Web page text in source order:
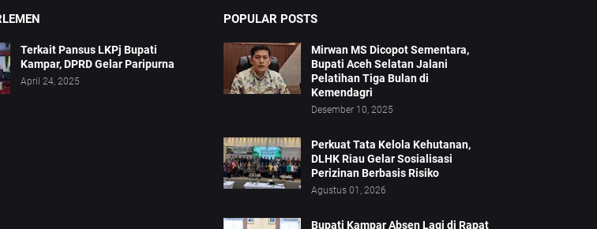
Terkait Pansus LKPj Bupati
Kampar, DPRD Gelar Paripurna
April 24, 2025
POPULAR POSTS
Mirwan MS Dicopot Sementara,
Bupati Aceh Selatan Jalani
Pelatihan Tiga Bulan di
Kemendagri
Desember 10, 2025
Perkuat Tata Kelola Kehutanan,
DLHK Riau Gelar Sosialisasi
Perizinan Berbasis Risiko
Agustus 01, 2026
Bupati Kampar Absen Lagi di Rapat